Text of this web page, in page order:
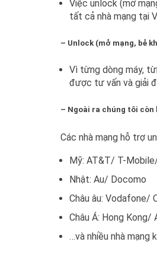
Việc unlock (mở
tất cả nhà mạng tại
– Unlock (mở mạng, bẻ
Vì từng dòng máy,
được tư vấn và giải
– Ngoài ra chúng tôi còn
Các nhà mạng hỗ trợ
Mỹ: AT&T/ T-
Nhật: Au/ Docomo
Châu âu: Vodafone/
Châu Á: Hong Kong/
…và nhiều nhà mạng